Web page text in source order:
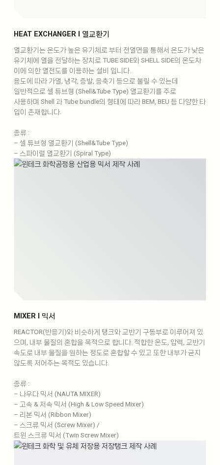
HEAT EXCHANGER l 열교환기
열교환기는 온도가 높은 유기체로 부터 전열면을 통해서 온도가 낮은
유기체에 열을 전달하는 장치로 TUBE SIDE와 SHELL SIDE의 온도차
이에 의한 열전도를 이용하는 설비 입니다.
용도에 따라 가열, 냉각, 증발, 응축기 등으로 불릴 수 있는데
일반적으로 셀 튜브형 (Shell&Tube Type) 열교환기를 주로
사용하며 Shell 과 Tube bundle의 형태에 따라 BEM, BEU 등 다양한 타
입이 존재합니다.
종류 :
– 셀 튜브형 열교환기 (Shell&Tube Type)
– 스파이럴 열교환기 (Spiral Type)
MIXER l 믹서
REACTOR(반응기)와 비슷하게 탱크와 교반기 구동부로 이루어져 있
으며, 내부 물질의 혼합을 목적으로 합니다. 적합한 온도, 압력, 교반기
속도로 내부 물질을 원하는 정도로 혼합할 수 있고 또한 내부가 굳지
않도록 저어주는 목적도 있습니다.
종류 :
– 나우다 믹서 (NAUTA MIXER)
– 고속 & 저속 믹서 (High & Low Speed Mixer)
– 리본 믹서 (Ribbon Mixer)
– 스크류 믹서 (Screw Mixer) /
트윈 스크류 믹서 (Twin Screw Mixer)